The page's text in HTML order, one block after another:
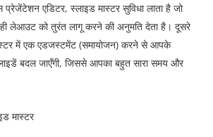
एडिटर, स्लाइड मास्टर सुविधा लाता है जो
लेआउट को तुरंत लागू करने की अनुमति देता है। दूसरे
में एक एडजस्टमेंट (समायोजन) करने से आपके
बदल जाएँगी, जिससे आपका बहुत सारा समय और
मास्टर